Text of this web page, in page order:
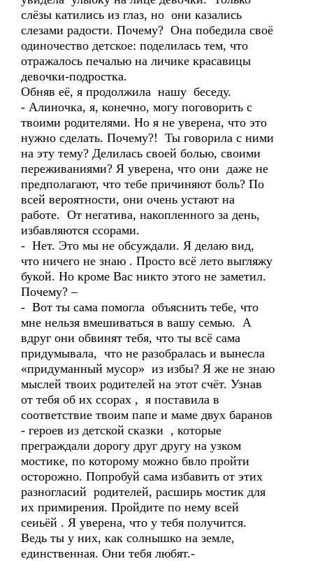
слёзы катились из глаз, но они казались
слезами радости. Почему? Она победила своё
одиночество детское: поделилась тем, что
отражалось печалью на личике красавицы
девочки-подростка.
Обняв её, я продолжила нашу беседу.
- Алиночка, я, конечно, могу поговорить с
твоими родителями. Но я не уверена, что это
нужно сделать. Почему?! Ты говорила с ними
на эту тему? Делилась своей болью, своими
переживаниями? Я уверена, что они даже не
предполагают, что тебе причиняют боль? По
всей вероятности, они очень устают на
работе. От негатива, накопленного за день,
избавляются ссорами.
- Нет. Это мы не обсуждали. Я делаю вид,
что ничего не знаю . Просто всё лето выгляжу
букой. Но кроме Вас никто этого не заметил.
Почему? –
- Вот ты сама помогла объяснить тебе, что
мне нельзя вмешиваться в вашу семью. А
вдруг они обвинят тебя, что ты всё сама
придумывала, что не разобралась и вынесла
«придуманный мусор» из избы? Я же не знаю
мыслей твоих родителей на этот счёт. Узнав
от тебя об их ссорах , я поставила в
соответствие твоим папе и маме двух баранов
- героев из детской сказки , которые
преграждали дорогу друг другу на узком
мостике, по которому можно бвло пройти
осторожно. Попробуй сама избавить от этих
разногласий родителей, расширь мостик для
их примирения. Пройдите по нему всей
сеиьёй . Я уверена, что у тебя получится.
Ведь ты у них, как солнышко на земле,
единственная. Они тебя любят.-